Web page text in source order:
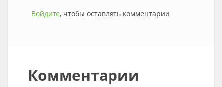
Войдите, чтобы оставлять комментарии
Комментарии